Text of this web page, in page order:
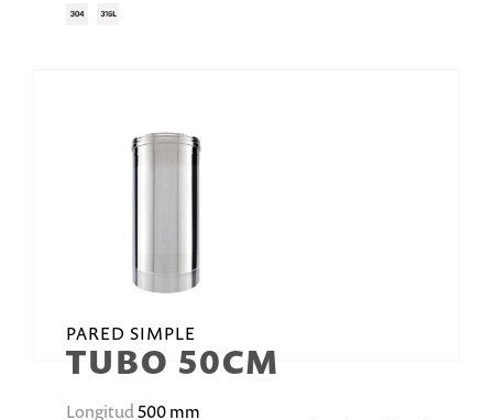
PARED SIMPLE
TUBO 50CM
Longitud500 mm